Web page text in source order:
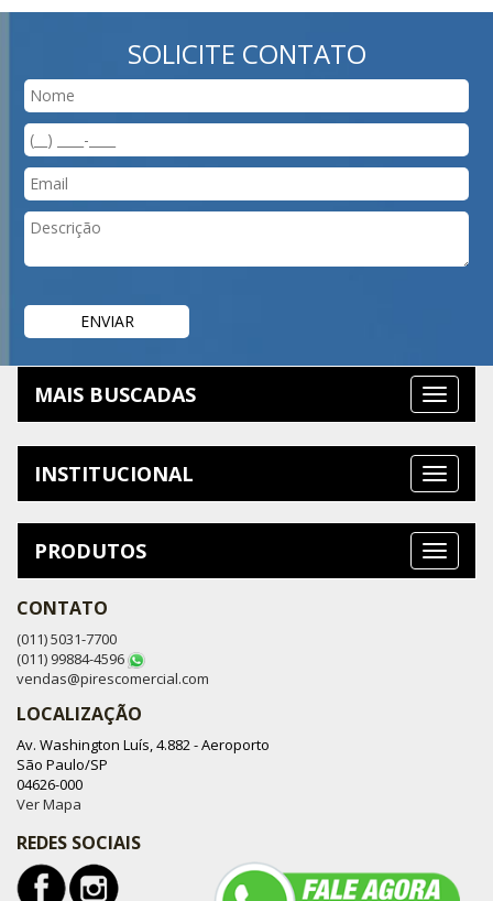
SOLICITE CONTATO
MAIS BUSCADAS
INSTITUCIONAL
PRODUTOS
CONTATO
(011) 5031-7700
(011) 99884-4596
vendas@pirescomercial.com
LOCALIZAÇÃO
Av. Washington Luís, 4.882 - Aeroporto
São Paulo/SP
04626-000
Ver Mapa
REDES SOCIAIS